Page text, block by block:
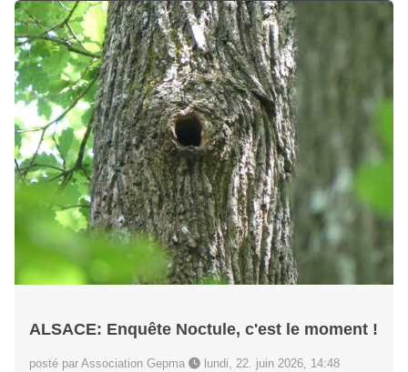
ALSACE: Enquête Noctule, c'est le moment !
posté par Association Gepma lundi, 22. juin 2026, 14:48